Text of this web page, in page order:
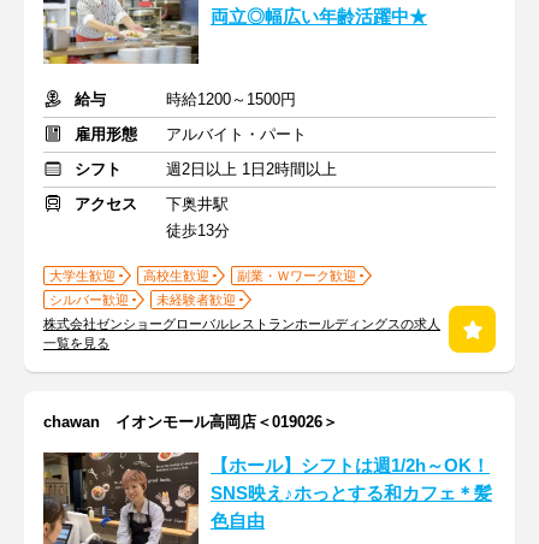
両立◎幅広い年齢活躍中★
給与
時給1200～1500円
雇用形態
アルバイト・パート
シフト
週2日以上 1日2時間以上
アクセス
下奥井駅
徒歩13分
大学生歓迎 高校生歓迎
副業・Ｗワーク歓迎
シルバー歓迎
未経験者歓迎
株式会社ゼンショーグローバルレストランホールディングスの求人
一覧を見る
chawan イオンモール高岡店＜019026＞
【ホール】シフトは週1/2h～OK！
SNS映え♪ホっとする和カフェ＊髪
色自由